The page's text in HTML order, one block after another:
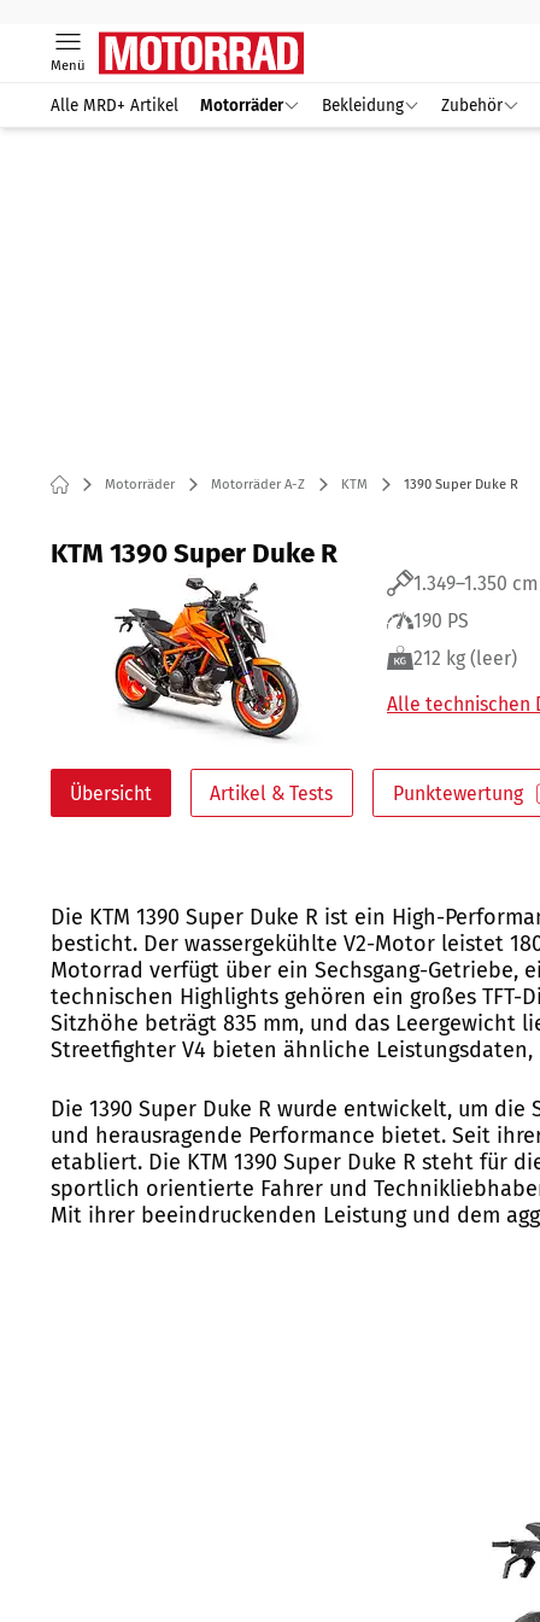
Menü
Alle MRD+ Artikel Motorräder Bekleidung Zubehör
Motorräder Motorräder A-Z KTM 1390 Super Duke R
KTM 1390 Super Duke R
1.349–1.350
190 PS
212 kg (leer)
Alle technischen
Übersicht Artikel & Tests Punktewertung
Die KTM 1390 Super Duke R ist ein High-
besticht. Der wassergekühlte V2-Motor leistet
Motorrad verfügt über ein Sechsgang-Getriebe,
technischen Highlights gehören ein großes TFT-
Sitzhöhe beträgt 835 mm, und das Leergewicht
Streetfighter V4 bieten ähnliche
Die 1390 Super Duke R wurde entwickelt, um
und herausragende Performance bietet. Seit
etabliert. Die KTM 1390 Super Duke R steht für
sportlich orientierte Fahrer und
Mit ihrer beeindruckenden Leistung und dem